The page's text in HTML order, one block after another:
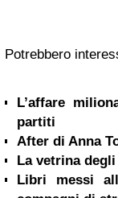
Potrebbero
L’affare
partiti
After di Anna
La vetrina
Libri messi